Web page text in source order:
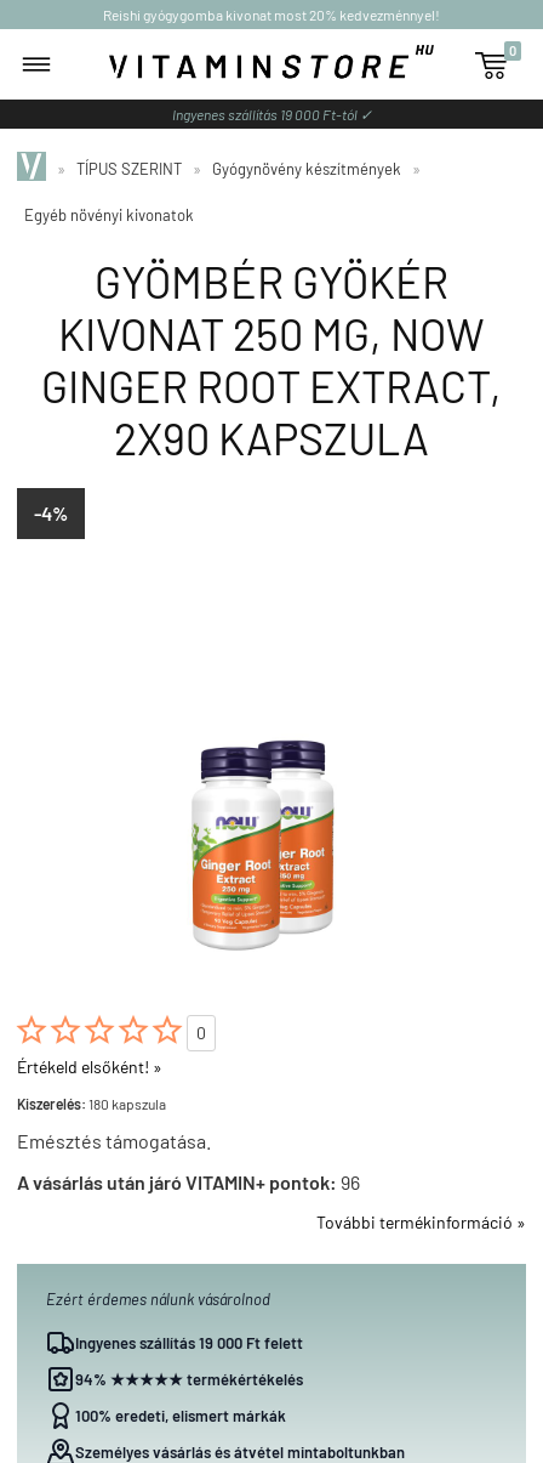
Reishi gyógygomba kivonat most 20% kedvezménnyel!

0
Ingyenes szállítás 19 000 Ft-tól ✓
» TÍPUS SZERINT » Gyógynövény készítmények »
Egyéb növényi kivonatok
GYÖMBÉR GYÖKÉR
KIVONAT 250 MG, NOW
GINGER ROOT EXTRACT,
2X90 KAPSZULA
-4%

0
Értékeld elsőként! »
Kiszerelés: 180 kapszula
Emésztés támogatása.
A vásárlás után járó VITAMIN+ pontok: 96
További termékinformáció »
Ezért érdemes nálunk vásárolnod
Ingyenes szállítás 19 000 Ft felett
94% ★★★★★ termékértékelés
100% eredeti, elismert márkák
Személyes vásárlás és átvétel mintaboltunkban